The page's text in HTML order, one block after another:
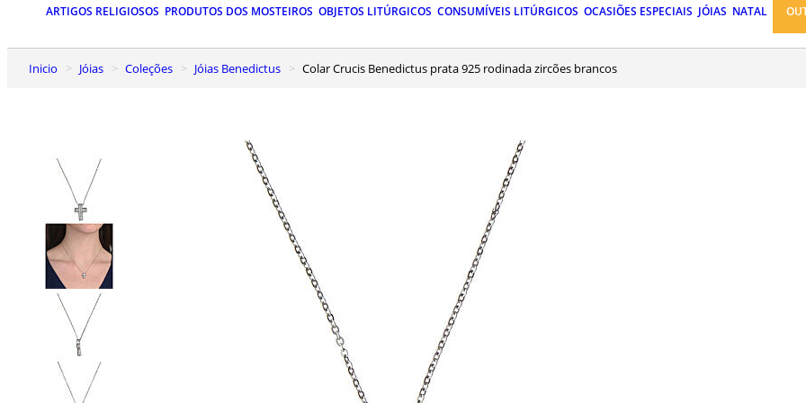
ARTIGOS RELIGIOSOS PRODUTOS DOS MOSTEIROS OBJETOS LITÚRGICOS CONSUMÍVEIS LITÚRGICOS OCASIÕES ESPECIAIS JÓIAS NATAL
Inicio Jóias Coleções Jóias Benedictus Colar Crucis Benedictus prata 925 rodinada zircões brancos